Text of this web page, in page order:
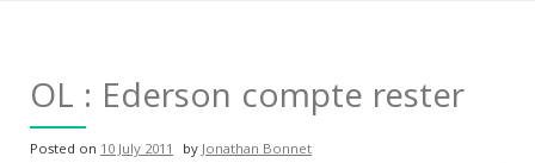
OL : Ederson compte rester
Posted on 10 July 2011 byJonathan Bonnet